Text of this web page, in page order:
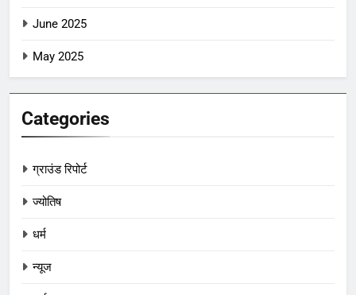
June 2025
May 2025
Categories
ग्राउंड रिपोर्ट
ज्योतिष
धर्म
न्यूज